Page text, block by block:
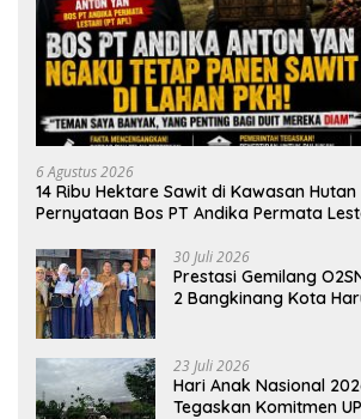
6 Agustus 2026
14 Ribu Hektare Sawit di Kawasan
Pernyataan Bos PT Andika Permata
30 Juli 2026
Prestasi Gemilang
2 Bangkinang Kota
23 Juli 2026
Hari Anak Nasional
Tegaskan Komitmen